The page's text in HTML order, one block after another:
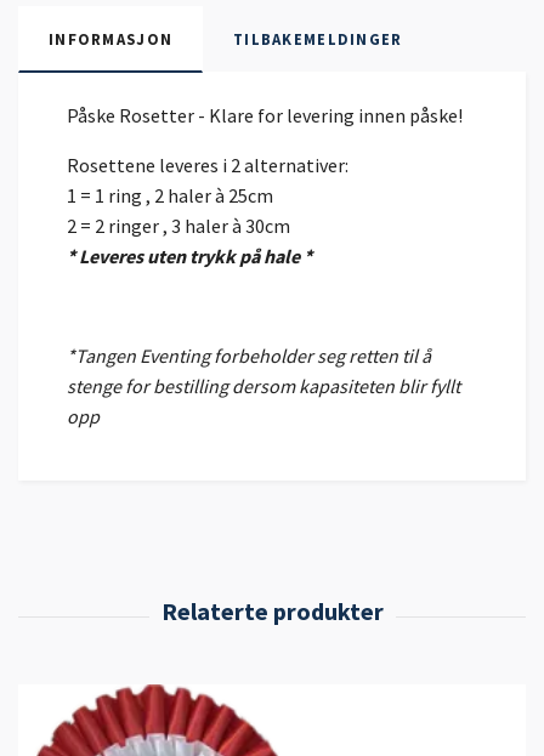
INFORMASJON TILBAKEMELDINGER
Påske Rosetter - Klare for levering innen påske!
Rosettene leveres i 2 alternativer:
1 = 1 ring , 2 haler à 25cm
2 = 2 ringer , 3 haler à 30cm
* Leveres uten trykk på hale *
*Tangen Eventing forbeholder seg retten til å
stenge for bestilling dersom kapasiteten blir fyllt
opp